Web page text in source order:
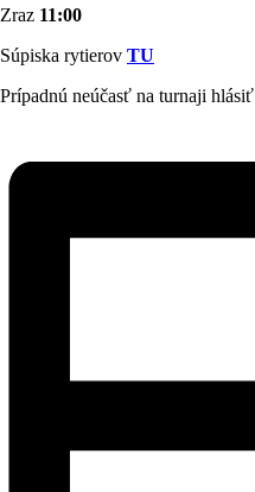
Zraz 11:00
Súpiska rytierov TU
Prípadnú neúčasť na turnaji hlásiť